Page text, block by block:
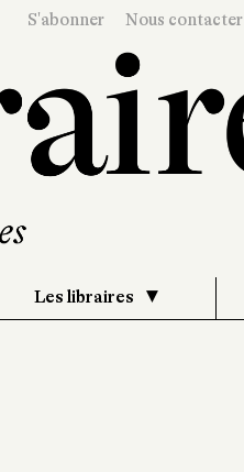
S'abonner Nous contacter
Les libraires